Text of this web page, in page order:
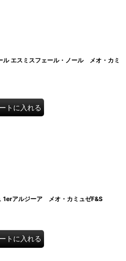
ル エスミスフェール・ノール メオ・カミ
トに入れる
1erアルジーア メオ・カミュゼF&S
トに入れる